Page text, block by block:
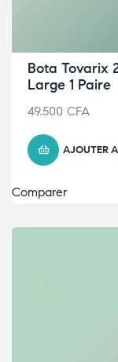
Bota Tovarix
Large 1 Paire
49.500 CFA
AJOUTER
Comparer